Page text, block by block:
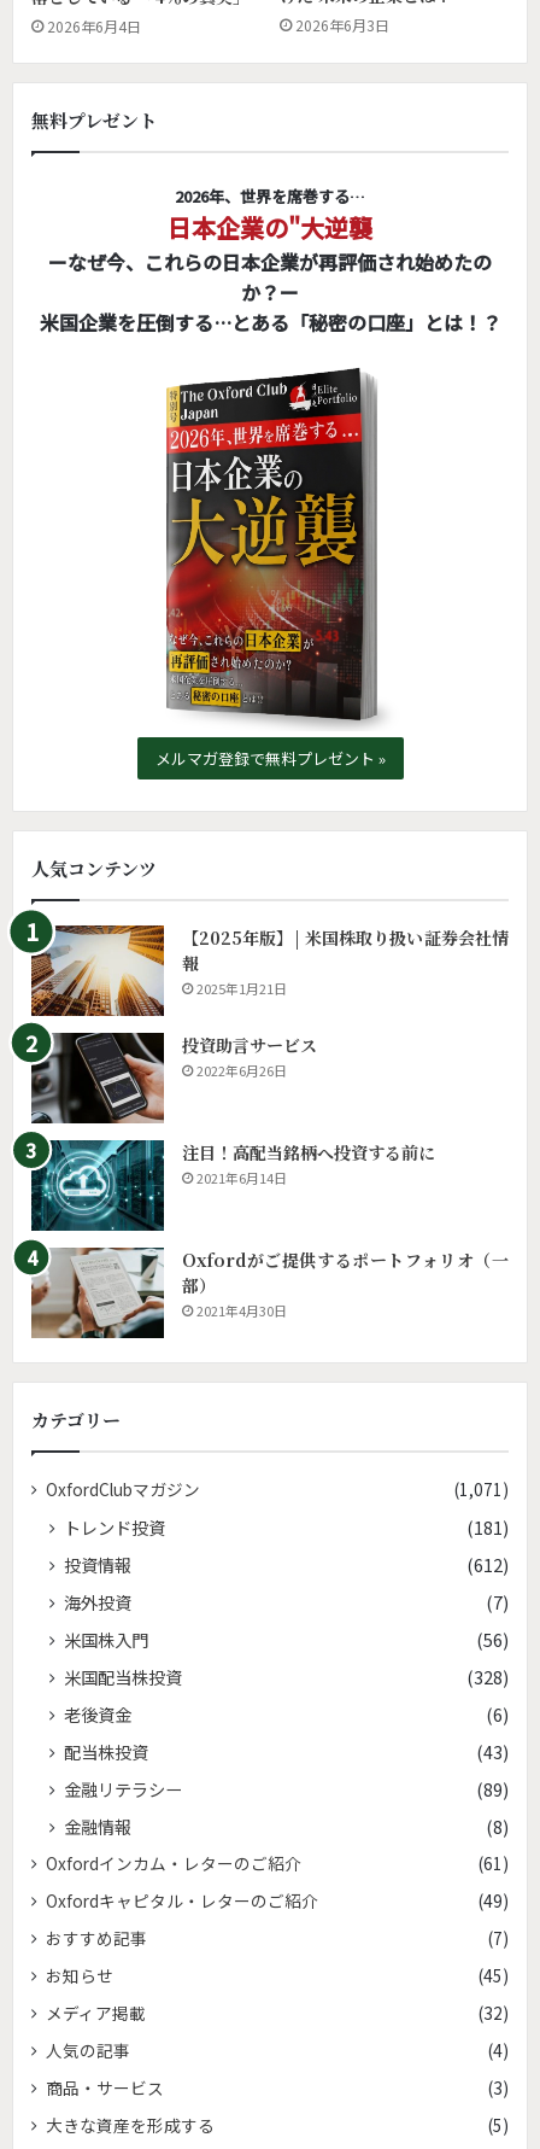
2026年6月4日 2026年6月3日
無料プレゼント
2026年、世界を席巻する…
日本企業の"大逆襲
ーなぜ今、これらの日本企業が再評価され始めたの
か？ー
米国企業を圧倒する…とある「秘密の口座」とは！？
メルマガ登録で無料プレゼント »
人気コンテンツ
【2025年版】| 米国株取り扱い証券会社情
報
2025年1月21日
投資助言サービス
2022年6月26日
注目！高配当銘柄へ投資する前に
2021年6月14日
Oxfordがご提供するポートフォリオ（一
部）
2021年4月30日
カテゴリー
OxfordClubマガジン (1,071)
トレンド投資
(181)
投資情報
(612)
海外投資
(7)
米国株入門
(56)
米国配当株投資
(328)
老後資金
(6)
配当株投資
(43)
金融リテラシー
(89)
金融情報
(8)
Oxfordインカム・レターのご紹介
(61)
Oxfordキャピタル・レターのご紹介
(49)
おすすめ記事
(7)
お知らせ
(45)
メディア掲載
(32)
人気の記事
(4)
商品・サービス
(3)
大きな資産を形成する
(5)